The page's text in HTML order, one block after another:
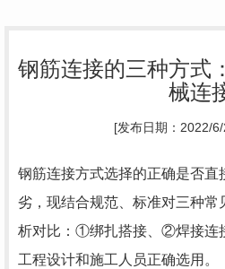
钢筋连接的三种方式
械连
[发布日期：2022/
钢筋连接方式选择的正确是否直
劣，现结合规范、标准对三种常
析对比：①绑扎搭接、②焊接连
工程设计和施工人员正确选用。